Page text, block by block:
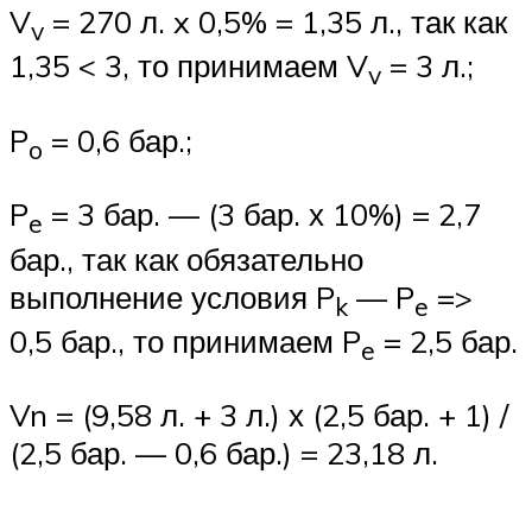
Vv = 270 л. x 0,5% = 1,35 л., так как
1,35 < 3, то принимаем Vv = 3 л.;
Po = 0,6 бар.;
Pe = 3 бар. — (3 бар. х 10%) = 2,7
бар., так как обязательно
выполнение условия Pk — Pe =>
0,5 бар., то принимаем Pe = 2,5 бар.
Vn = (9,58 л. + 3 л.) х (2,5 бар. + 1) /
(2,5 бар. — 0,6 бар.) = 23,18 л.